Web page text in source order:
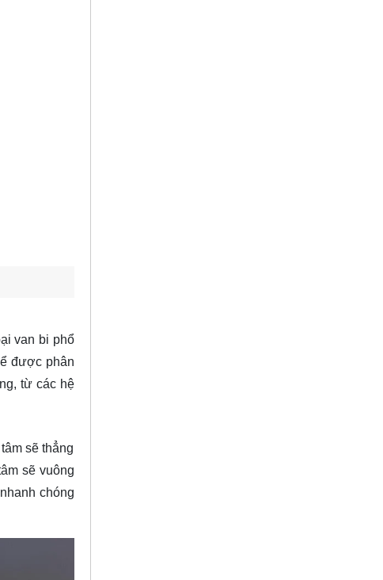
van bi phổ
được phân
từ các hệ
sẽ thẳng
sẽ vuông
chóng